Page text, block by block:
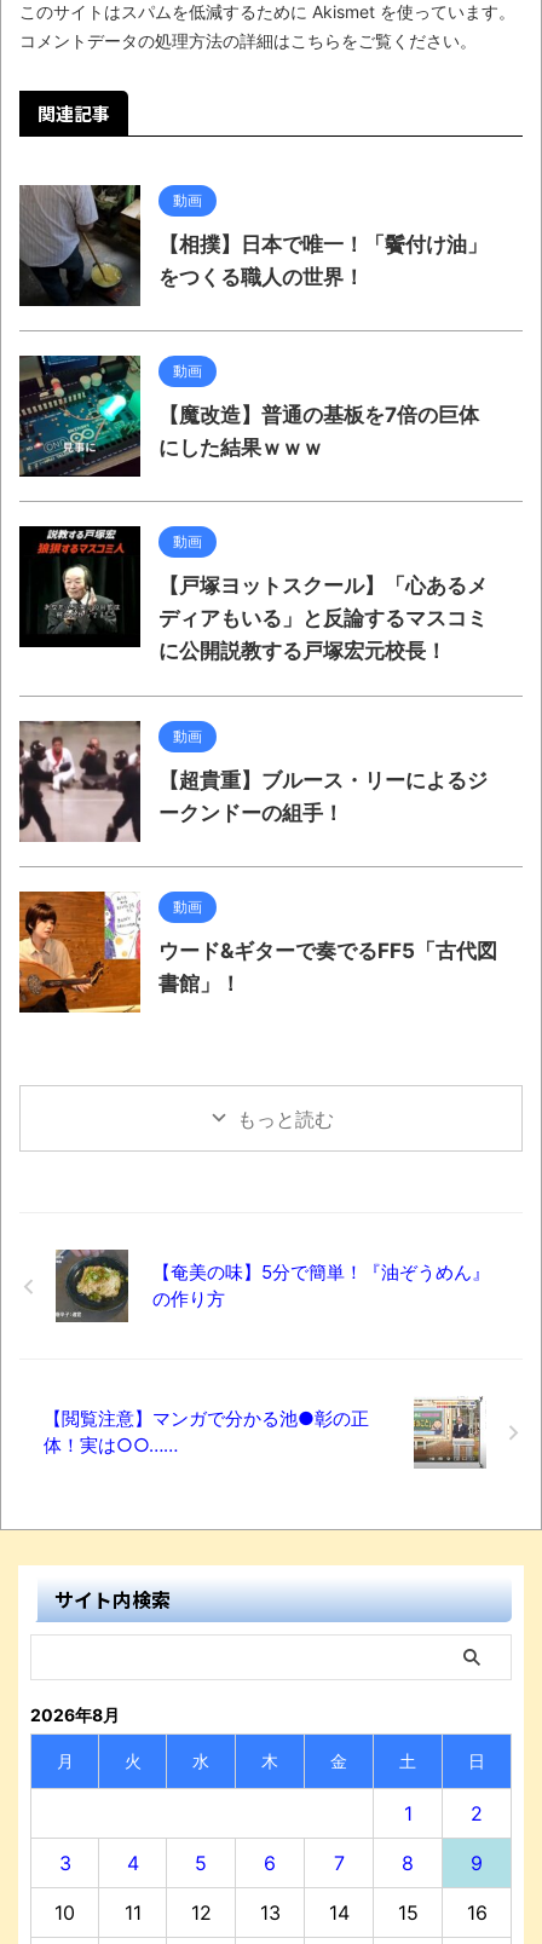
見ていると！悲しくなってしまう猫の画像
Powered by livedoor 相互RSS
このサイトはスパムを低減するために Akismet を使っています。
コメントデータの処理方法の詳細はこちらをご覧ください。
関連記事
動画
【相撲】日本で唯一！「鬢付け油」
をつくる職人の世界！
動画
【魔改造】普通の基板を7倍の巨体
にした結果ｗｗｗ
動画
【戸塚ヨットスクール】「心あるメ
ディアもいる」と反論するマスコミ
に公開説教する戸塚宏元校長！
動画
【超貴重】ブルース・リーによるジ
ークンドーの組手！
動画
ウード&ギターで奏でるFF5「古代図
書館」！
もっと読む
【奄美の味】5分で簡単！『油ぞうめん』
の作り方
【閲覧注意】マンガで分かる池●彰の正
体！実は○○……
サイト内検索
2026年8月
月 火 水 木 金 土 日
1 2
3 4 5 6 7 8 9
10 11 12 13 14 15 16